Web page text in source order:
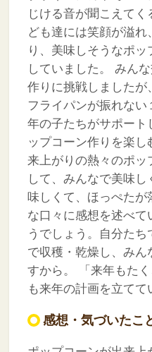
じける音が聞こえて
ども達には笑顔が溢
り、美味しそうなポ
していました。
みん
作りに挑戦しましたが
フライパンが振れな
年の子たちがサポート
ップコーン作りを楽し
来上がりの熱々のポッ
して、みんなで美味し
味しくて、ほっぺたが
な口々に感想を述べ
うでしょう。自分た
で収穫・乾燥し、み
すから。
「来年もた
も来年の計画を立てて
感想・気づいたこ